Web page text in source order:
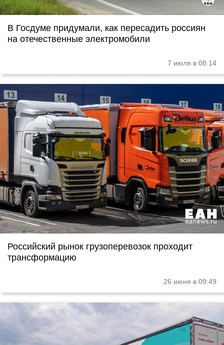
В Госдуме придумали, как пересадить россиян
на отечественные электромобили
7 июля в 08:14
Российский рынок грузоперевозок проходит
трансформацию
26 июня в 09:49